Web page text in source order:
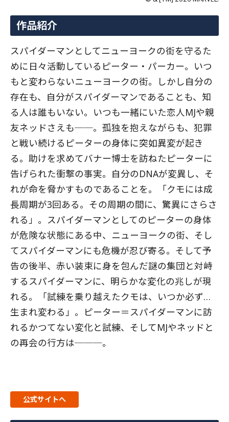
作品紹介
スパイダーマンとしてニューヨークの街を守るた
めに日々活動しているピーター・パーカー。いつ
もと変わらないニューヨークの街。しかし自分の
存在も、自分がスパイダーマンであることも、知
る人は誰もいない。いつも一緒にいた恋人MJや親
友ネッドさえも──。孤独を抱えながらも、犯罪
と戦い続けるピーターの身体に突如異変が起き
る。助けを求めてバナー博士を訪ねたピーターに
告げられた衝撃の事実。自分のDNAが変異し、そ
れが命を脅かすものであることを。「クモには成
長周期が3回ある。その周期の間に、驚異にさらさ
れる」。スパイダーマンとしてのピーターの身体
が危険な状態にある中、ニューヨークの街、そし
てスパイダーマンにも危機が忍び寄る。そして予
告の後半、赤い装束に身を包んだ謎の集団と対峙
するスパイダーマンに、明らかな変化の兆しが現
れる。「試練を乗り越えたクモは、いつか必ず…
生まれ変わる」。ピーター＝スパイダーマンに訪
れるかつてない変化と試練、そしてMJやネッドと
の再会の行方は───。
公式サイトへ